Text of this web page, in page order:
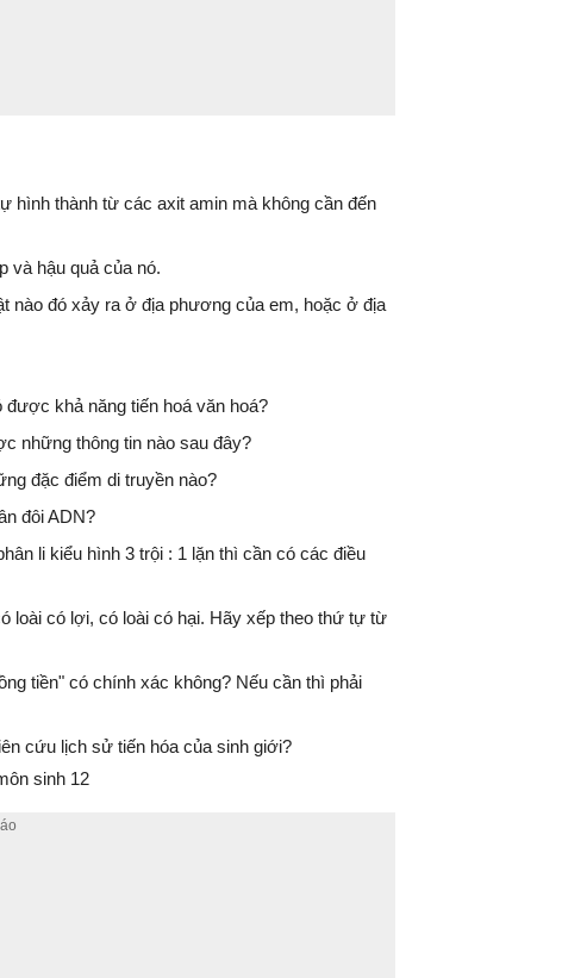
hình thành từ các axit amin mà không cần đến
và hậu quả của nó.
nào đó xảy ra ở địa phương của em, hoặc ở địa
khả năng tiến hoá văn hoá?
những thông tin nào sau đây?
đặc điểm di truyền nào?
đôi ADN?
li kiểu hình 3 trội : 1 lặn thì cần có các điều
loài có lợi, có loài có hại. Hãy xếp theo thứ tự từ
tiền" có chính xác không? Nếu cần thì phải
cứu lịch sử tiến hóa của sinh giới?
sinh 12